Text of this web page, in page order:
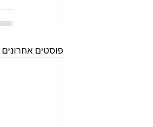
פוסטים אחרונים